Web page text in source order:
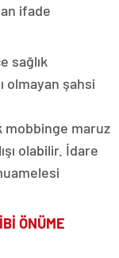
ifade
sağlık
olmayan şahsi
maruz
olabilir. İdare
ÖNÜME